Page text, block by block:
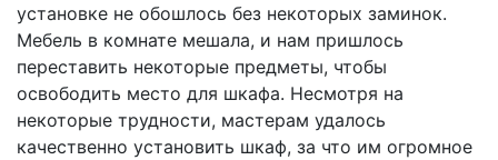
установке не обошлось без некоторых заминок.
Мебель в комнате мешала, и нам пришлось
переставить некоторые предметы, чтобы
освободить место для шкафа. Несмотря на
некоторые трудности, мастерам удалось
качественно установить шкаф, за что им огромное